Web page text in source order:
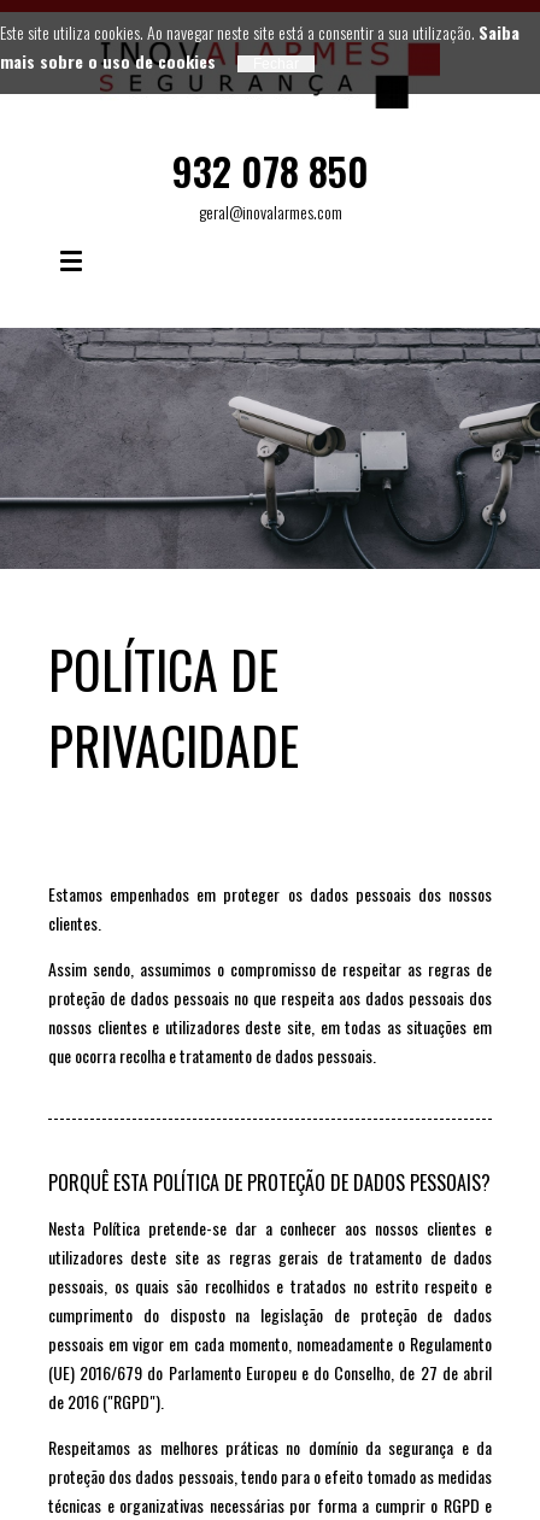
932 078 850
geral@inovalarmes.com
POLÍTICA DE
PRIVACIDADE
Estamos empenhados em proteger os dados pessoais dos nossos
clientes.
Assim sendo, assumimos o compromisso de respeitar as regras de
proteção de dados pessoais no que respeita aos dados pessoais dos
nossos clientes e utilizadores deste site, em todas as situações em
que ocorra recolha e tratamento de dados pessoais.
PORQUÊ ESTA POLÍTICA DE PROTEÇÃO DE DADOS PESSOAIS?
Nesta Política pretende-se dar a conhecer aos nossos clientes e
utilizadores deste site as regras gerais de tratamento de dados
pessoais, os quais são recolhidos e tratados no estrito respeito e
cumprimento do disposto na legislação de proteção de dados
pessoais em vigor em cada momento, nomeadamente o Regulamento
(UE) 2016/679 do Parlamento Europeu e do Conselho, de 27 de abril
de 2016 ("RGPD").
Respeitamos as melhores práticas no domínio da segurança e da
proteção dos dados pessoais, tendo para o efeito tomado as medidas
técnicas e organizativas necessárias por forma a cumprir o RGPD e
Este site utiliza cookies. Ao navegar neste site está a consentir a sua utilização. Saiba
mais sobre o uso de cookies